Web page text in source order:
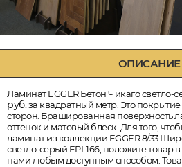
ОПИСАНИЕ
Ламинат EGGER Бетон Чикаго светло-
руб.за квадратный метр. Это
сторон. Брашированная поверхность
оттенок и матовый блеск. Для того,
ламинат из коллекции EGGER 8/33
светло-серый EPL166, положите товар
нами любым доступным способом.